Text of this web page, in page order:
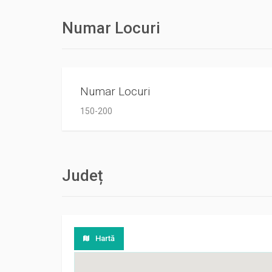
Numar Locuri
Numar Locuri
150-200
Județ
Hartă